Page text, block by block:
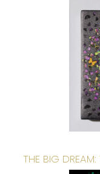
THE BIG